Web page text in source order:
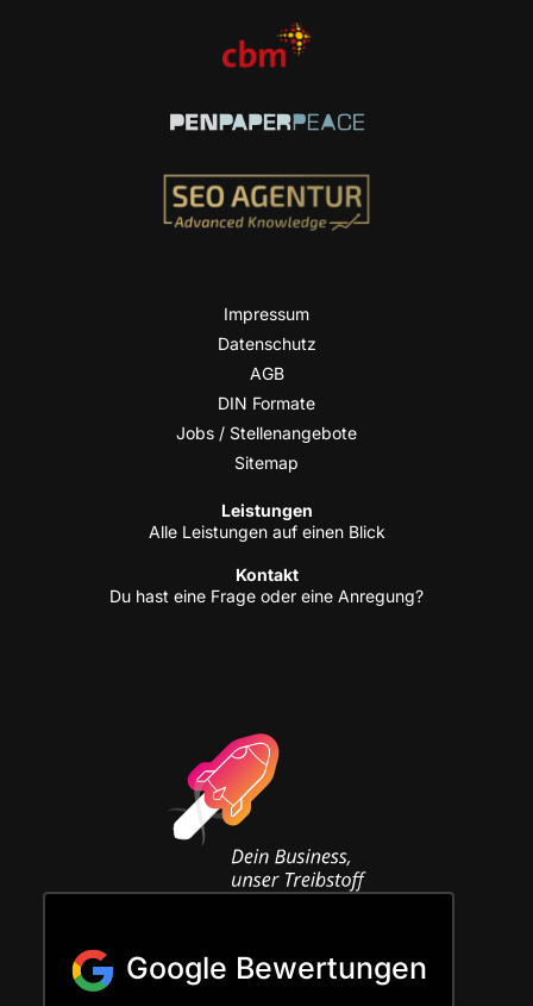
Impres­sum
Daten­schutz
AGB
DIN For­ma­te
Jobs / Stellenangebote
Site­map
Leis­tun­gen
Alle Leis­tun­gen auf einen Blick
Kon­takt
Du hast eine Fra­ge oder eine Anregung?
Google Bewertungen